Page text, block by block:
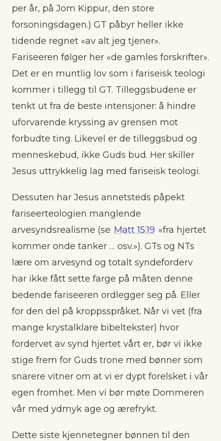
per år, på Jom Kippur, den store
forsoningsdagen.) GT påbyr heller ikke
tidende regnet «av alt jeg tjener».
Fariseeren følger her «de gamles forskrifter».
Det er en muntlig lov som i fariseisk teologi
kommer i tillegg til GT. Tilleggsbudene er
tenkt ut fra de beste intensjoner: å hindre
uforvarende kryssing av grensen mot
forbudte ting. Likevel er de tilleggsbud og
menneskebud, ikke Guds bud. Her skiller
Jesus uttrykkelig lag med fariseisk teologi.
Dessuten har Jesus annetsteds påpekt
fariseerteologien manglende
arvesyndsrealisme (se Matt 15:19 «fra hjertet
kommer onde tanker … osv.»). GTs og NTs
lære om arvesynd og totalt syndeforderv
har ikke fått sette farge på måten denne
bedende fariseeren ordlegger seg på. Eller
for den del på kroppsspråket. Når vi vet (fra
mange krystalklare bibeltekster) hvor
fordervet av synd hjertet vårt er, bør vi ikke
stige frem for Guds trone med bønner som
snarere vitner om at vi er dypt forelsket i vår
egen fromhet. Men vi bør møte Dommeren
vår med ydmyk age og ærefrykt.
Dette siste kjennetegner bønnen til den